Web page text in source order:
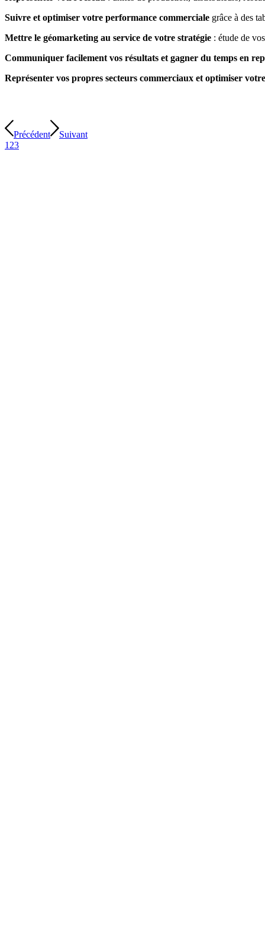
Suivre et optimiser votre performance commerciale grâce à des
Mettre le géomarketing au service de votre stratégie : étude de
Communiquer facilement vos résultats et gagner du temps en
Représenter vos propres secteurs commerciaux et optimiser
Précédent
Suivant
1 23